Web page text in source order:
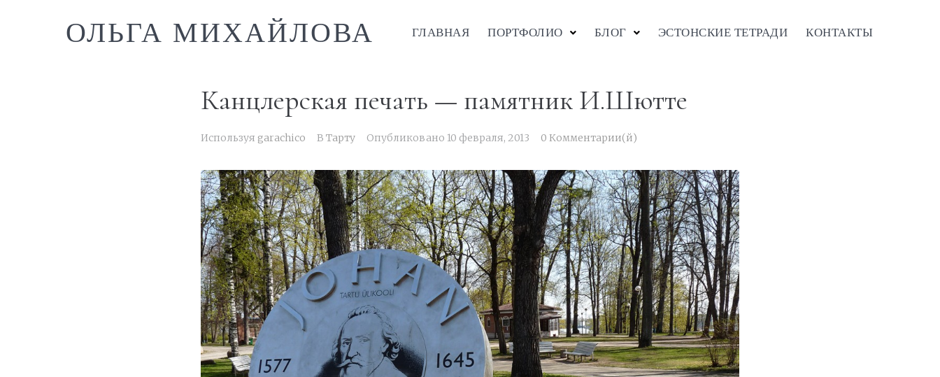
ОЛЬГА МИХАЙЛОВА ГЛАВНАЯ ПОРТФОЛИО БЛОГ ЭСТОНСКИЕ ТЕТРАДИ КОНТАКТЫ
Канцлерская печать — памятник И.Шютте
Используя garachico В Тарту Опубликовано 10 февраля, 2013 0 Комментарии(й)